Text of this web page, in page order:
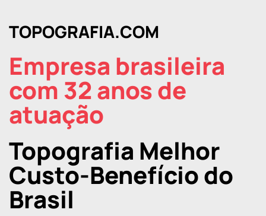
TOPOGRAFIA.COM
Empresa brasileira
com 32 anos de
atuação
Topografia Melhor
Custo-Benefício do
Brasil